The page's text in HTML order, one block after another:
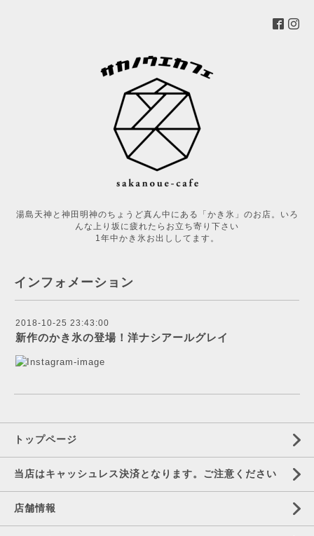
湯島天神と神田明神のちょうど真ん中にある「かき氷」のお店。いろ
んな上り坂に疲れたらお立ち寄り下さい
1年中かき氷お出ししてます。
インフォメーション
2018-10-25 23:43:00
新作のかき氷の登場！洋ナシアールグレイ
トップページ
当店はキャッシュレス決済となります。ご注意ください
店舗情報